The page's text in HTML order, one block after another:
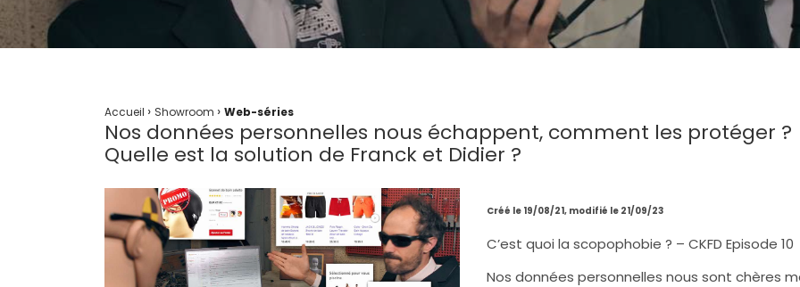
Accueil › Showroom › Web-séries
Nos données personnelles nous échappent, comment les protéger ?
Quelle est la solution de Franck et Didier ?
Créé le 19/08/21, modifié le 21/09/23
C’est quoi la scopophobie ? – CKFD Episode 10
Nos données personnelles nous sont chères